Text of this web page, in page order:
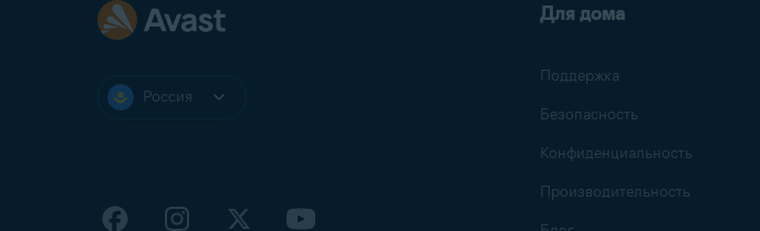
Россия
Для дома
Поддержка
Безопасность
Конфиденциальность
Производительность